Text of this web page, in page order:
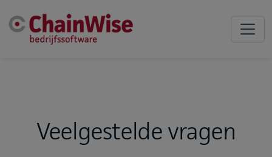
Veelgestelde vragen